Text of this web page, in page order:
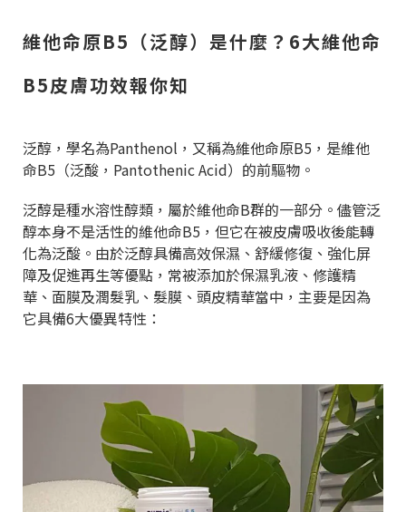
維他命原B5（泛醇）是什麼？6大維他命
B5皮膚功效報你知
泛醇，學名為Panthenol，又稱為維他命原B5，是維他
命B5（泛酸，Pantothenic Acid）的前驅物。
泛醇是種水溶性醇類，屬於維他命B群的一部分。儘管泛
醇本身不是活性的維他命B5，但它在被皮膚吸收後能轉
化為泛酸。由於泛醇具備高效保濕、舒緩修復、強化屏
障及促進再生等優點，常被添加於保濕乳液、修護精
華、面膜及潤髮乳、髮膜、頭皮精華當中，主要是因為
它具備6大優異特性：